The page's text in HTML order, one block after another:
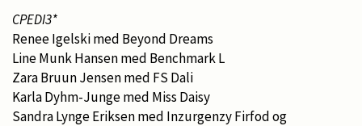
CPEDI3*
Renee Igelski med Beyond Dreams
Line Munk Hansen med Benchmark L
Zara Bruun Jensen med FS Dali
Karla Dyhm-Junge med Miss Daisy
Sandra Lynge Eriksen med Inzurgenzy Firfod og